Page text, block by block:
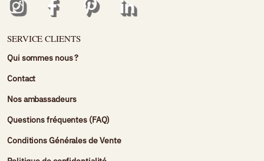
SERVICE CLIENTS
Qui sommes nous ?
Contact
Nos ambassadeurs
Questions fréquentes (FAQ)
Conditions Générales de Vente